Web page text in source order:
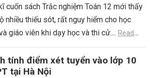
cuốn sách Trắc nghiệm Toán 12 mới thấy
nhiều thiếu sót, rất nguy hiểm cho học
giáo viên khi dạy học và thi cử.... Read
tính điểm xét tuyển vào lớp 10
tại Hà Nội